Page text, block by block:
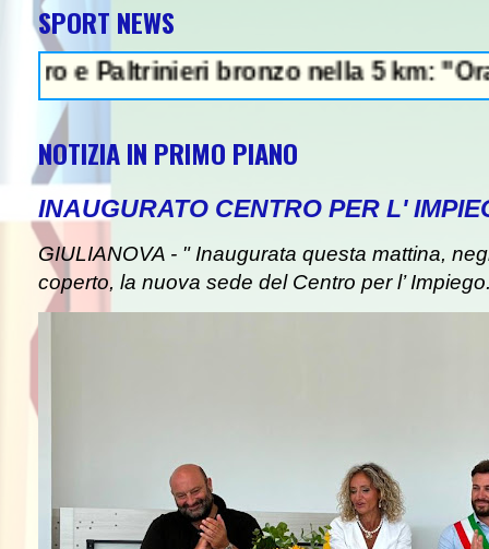
SPORT NEWS
bronzo nella 5 km: "Ora ci
NOTIZIA IN PRIMO PIANO
INAUGURATO CENTRO PER L'
GIULIANOVA - " Inaugurata questa mattina,
coperto, la nuova sede del Centro per l’